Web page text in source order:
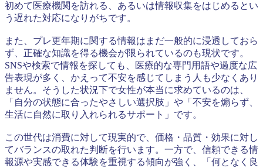
初めて医療機関を訪れる、あるいは情報収集をはじめるとい
う遅れた対応になりがちです。
また、プレ更年期に関する情報はまだ一般的に浸透しておら
ず、正確な知識を得る機会が限られているのも現状です。
SNSや検索で情報を探しても、医療的な専門用語や過度な広
告表現が多く、かえって不安を感じてしまう人も少なくあり
ません。そうした状況下で女性が本当に求めているのは、
「自分の状態に合ったやさしい選択肢」や「不安を煽らず、
生活に自然に取り入れられるサポート」です。
この世代は消費に対して現実的で、価格・品質・効果に対し
てバランスの取れた判断を行います。一方で、信頼できる情
報源や実感できる体験を重視する傾向が強く、「何となく良